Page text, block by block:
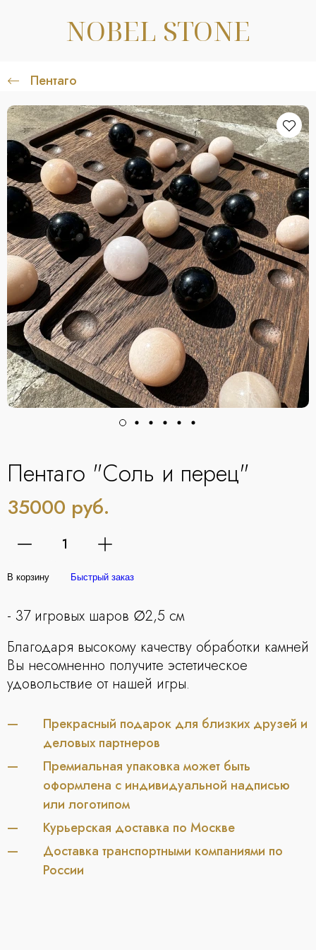
NOBEL STONE
Пентаго
Пентаго "Соль и перец"
35000 руб.
В корзину Быстрый заказ
- 37 игровых шаров ∅2,5 см
Благодаря высокому качеству обработки камней
Вы несомненно получите эстетическое
удовольствие от нашей игры.
Прекрасный подарок для близких друзей и
деловых партнеров
Премиальная упаковка может быть
оформлена с индивидуальной надписью
или логотипом
Курьерская доставка по Москве
Доставка транспортными компаниями по
России